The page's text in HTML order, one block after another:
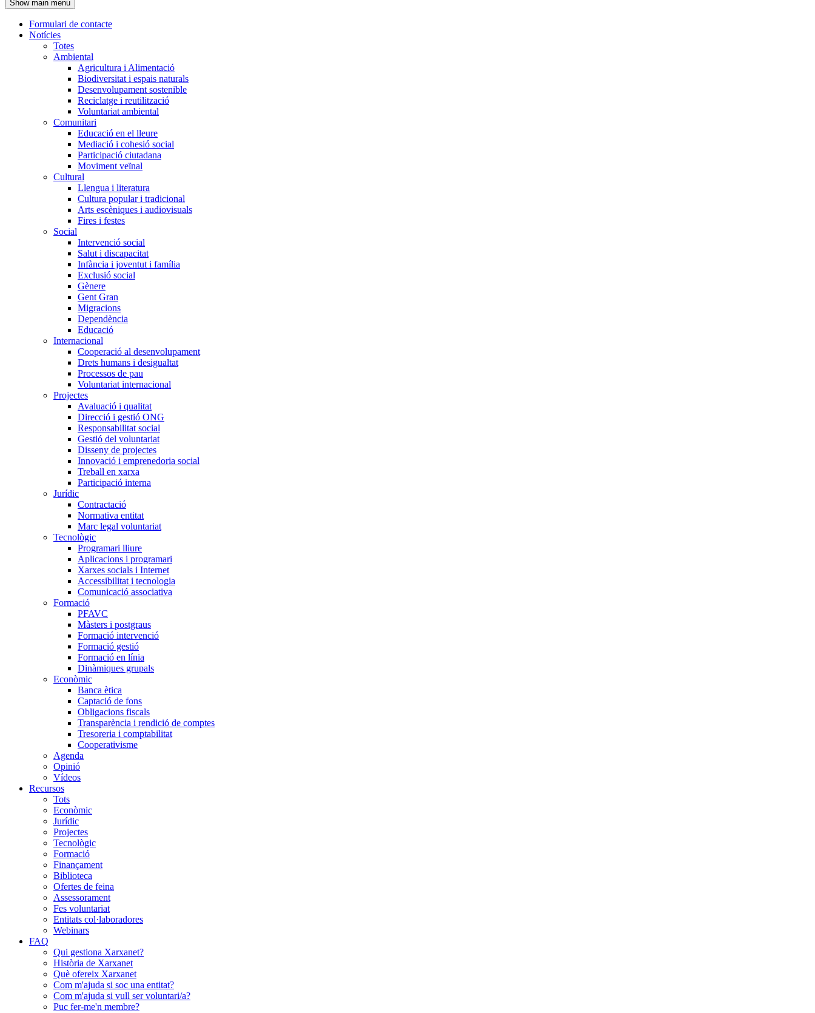
l'encapçalament
Show main menu
Navegació
principal
Formulari de contacte
Notícies
Totes
Ambiental
Agricultura i Alimentació
Biodiversitat i espais naturals
Desenvolupament sostenible
Reciclatge i reutilització
Voluntariat ambiental
Comunitari
Educació en el lleure
Mediació i cohesió social
Participació ciutadana
Moviment veïnal
Cultural
Llengua i literatura
Cultura popular i tradicional
Arts escèniques i audiovisuals
Fires i festes
Social
Intervenció social
Salut i discapacitat
Infància i joventut i família
Exclusió social
Gènere
Gent Gran
Migracions
Dependència
Educació
Internacional
Cooperació al desenvolupament
Drets humans i desigualtat
Processos de pau
Voluntariat internacional
Projectes
Avaluació i qualitat
Direcció i gestió ONG
Responsabilitat social
Gestió del voluntariat
Disseny de projectes
Innovació i emprenedoria social
Treball en xarxa
Participació interna
Jurídic
Contractació
Normativa entitat
Marc legal voluntariat
Tecnològic
Programari lliure
Aplicacions i programari
Xarxes socials i Internet
Accessibilitat i tecnologia
Comunicació associativa
Formació
PFAVC
Màsters i postgraus
Formació intervenció
Formació gestió
Formació en línia
Dinàmiques grupals
Econòmic
Banca ètica
Captació de fons
Obligacions fiscals
Transparència i rendició de comptes
Tresoreria i comptabilitat
Cooperativisme
Agenda
Opinió
Vídeos
Recursos
Tots
Econòmic
Jurídic
Projectes
Tecnològic
Formació
Finançament
Biblioteca
Ofertes de feina
Assessorament
Fes voluntariat
Entitats col·laboradores
Webinars
FAQ
Qui gestiona Xarxanet?
Història de Xarxanet
Què ofereix Xarxanet
Com m'ajuda si soc una entitat?
Com m'ajuda si vull ser voluntari/a?
Puc fer-me'n membre?